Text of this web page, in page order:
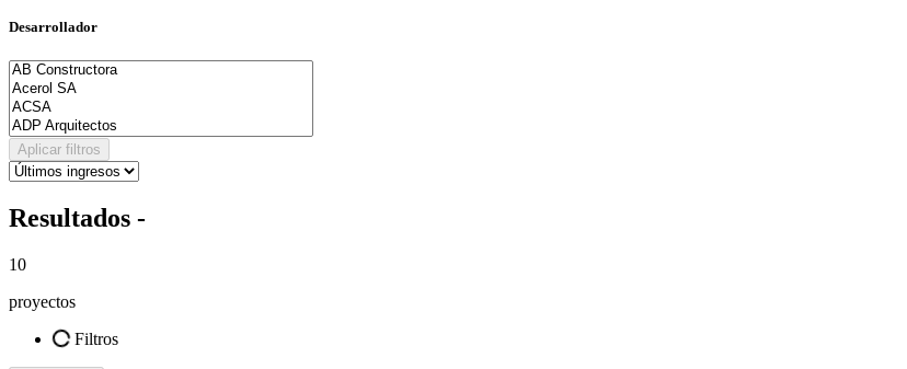
Desarrollador
Aplicar filtros
Resultados -
10
proyectos
Filtros